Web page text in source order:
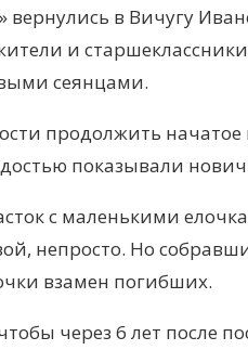
вернулись в Вичугу
и
сеянцами.
продолжить начатое
показывали
с маленькими
непросто. Но
взамен погибших.
через 6 лет после